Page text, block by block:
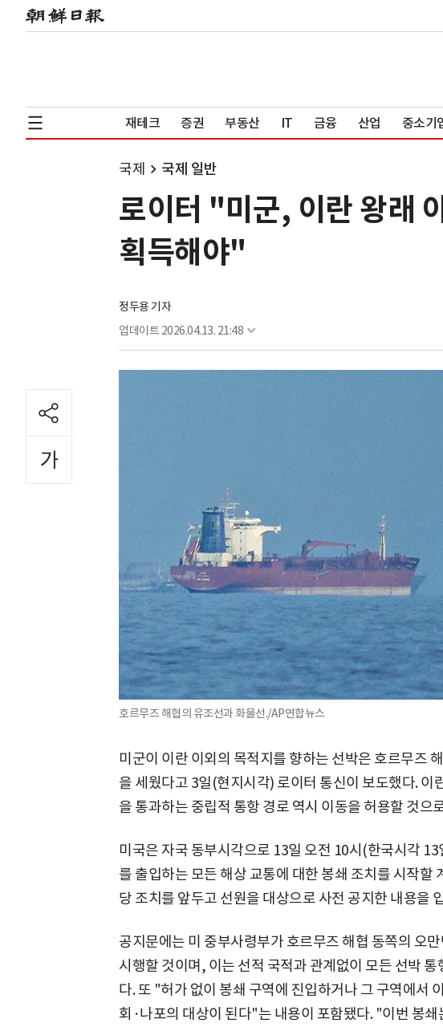
재테크 증권 부동산 IT 금융 산업 중소기
국제 국제 일반
로이터 "미군, 이란 왕래
획득해야"
정두용 기자
업데이트 2026.04.13. 21:48
호르무즈 해협의 유조선과 화물선./AP연합뉴스
미군이 이란 이외의 목적지를 향하는 선박은 호르무즈
을 세웠다고 3일(현지시각) 로이터 통신이 보도했다. 이
을 통과하는 중립적 통항 경로 역시 이동을 허용할 것으
미국은 자국 동부시각으로 13일 오전 10시(한국시각
를 출입하는 모든 해상 교통에 대한 봉쇄 조치를 시작할
당 조치를 앞두고 선원을 대상으로 사전 공지한 내용을
공지문에는 미 중부사령부가 호르무즈 해협 동쪽의 오
시행할 것이며, 이는 선적 국적과 관계없이 모든 선박
다. 또 "허가 없이 봉쇄 구역에 진입하거나 그 구역에서
회·나포의 대상이 된다"는 내용이 포함됐다. "이번 봉